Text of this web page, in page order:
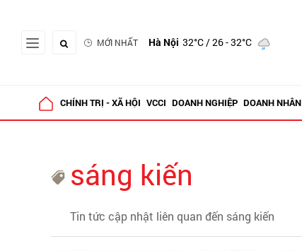
MỚI NHẤT Hà Nội 32°C/ 26 - 32°C
CHÍNH TRỊ - XÃ HỘI VCCI DOANH NGHIỆP DOANH NHÂN
sáng kiến
Tin tức cập nhật liên quan đến sáng kiến